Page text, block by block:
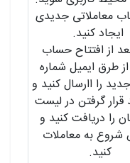
معاملاتی جدیدی
ایجاد کنید.
از افتتاح حساب
طرق ایمیل شماره
را اارسال کنید و
قرار گرفتن در لیست
را دریافت کنید و
به معاملات
کنید.